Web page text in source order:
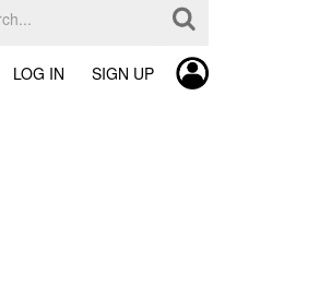
LOG IN SIGN UP